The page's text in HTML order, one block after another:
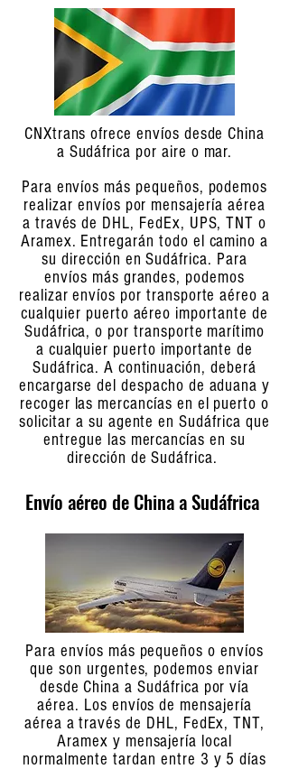
CNXtrans ofrece envíos desde China
a Sudáfrica por aire o mar.
Para envíos más pequeños, podemos
realizar envíos por mensajería aérea
a través de DHL, FedEx, UPS, TNT o
Aramex. Entregarán todo el camino a
su dirección en Sudáfrica. Para
envíos más grandes, podemos
realizar envíos por transporte aéreo a
cualquier puerto aéreo importante de
Sudáfrica, o por transporte marítimo
a cualquier puerto importante de
Sudáfrica. A continuación, deberá
encargarse del despacho de aduana y
recoger las mercancías en el puerto o
solicitar a su agente en Sudáfrica que
entregue las mercancías en su
dirección de Sudáfrica.
Envío aéreo de China a Sudáfrica
Para envíos más pequeños o envíos
que son urgentes, podemos enviar
desde China a Sudáfrica por vía
aérea. Los envíos de mensajería
aérea a través de DHL, FedEx, TNT,
Aramex y mensajería local
normalmente tardan entre 3 y 5 días